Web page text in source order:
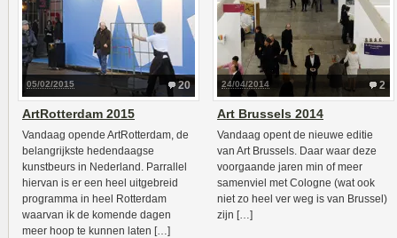
20
05/02/2015
ArtRotterdam 2015
Vandaag opende ArtRotterdam, de
belangrijkste hedendaagse
kunstbeurs in Nederland. Parrallel
hiervan is er een heel uitgebreid
programma in heel Rotterdam
waarvan ik de komende dagen
meer hoop te kunnen laten […]
2
24/04/2014
Art Brussels 2014
Vandaag opent de nieuwe editie
van Art Brussels. Daar waar deze
voorgaande jaren min of meer
samenviel met Cologne (wat ook
niet zo heel ver weg is van Brussel)
zijn […]